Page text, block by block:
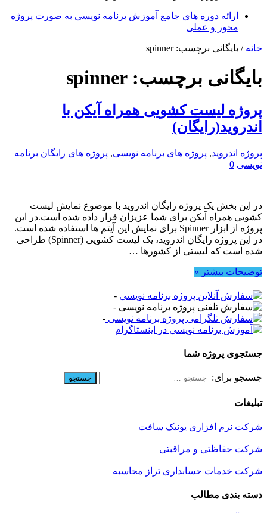
ارائه دوره های جامع آموزش برنامه نویسی به صورت پروژه
محور و عملی
خانه / بایگانی برچسب: spinner
بایگانی برچسب: spinner
پروژه لیست کشویی همراه آیکن با
اندروید(رایگان)
پروژه اندروید, پروژه های برنامه نویسی, پروژه های رایگان برنامه
نویسی 0
در این بخش یک پروژه رایگان اندروید با موضوع نمایش لیست
کشویی همراه آیکن برای شما عزیزان قرار داده شده است.در این
پروژه از ابزار Spinner برای نمایش این آیتم ها استفاده شده است.
در این پروژه رایگان اندروید، یک لیست کشویی (Spinner) طراحی
شده است که لیستی از کشورها …
توضیحات بیشتر »
-
-
-
جستجوی پروژه شما
جستجو برای:
تبلیغات
شرکت نرم افزاری یونیک سافت
شرکت حفاظتی و مراقبتی
شرکت خدمات حسابداری تراز محاسبه
دسته بندی مطالب